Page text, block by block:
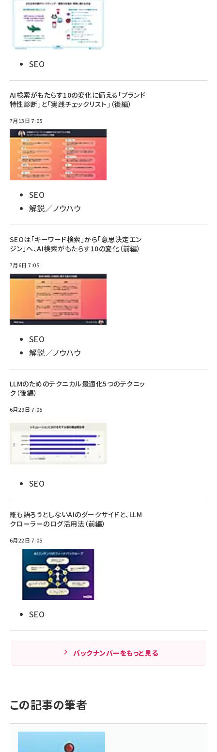
SEO
AI検索がもたらす10の変化に備える「ブランド
特性診断」と「実践チェックリスト」（後編）
7月13日 7:05
SEO
解説／ノウハウ
SEOは「キーワード検索」から「意思決定エン
ジン」へ、AI検索がもたらす10の変化（前編）
7月6日 7:05
SEO
解説／ノウハウ
LLMのためのテクニカル最適化5つのテクニッ
ク（後編）
6月29日 7:05
SEO
誰も語ろうとしないAIのダークサイドと、LLM
クローラーのログ活用法（前編）
6月22日 7:05
SEO
バックナンバーをもっと見る
この記事の筆者